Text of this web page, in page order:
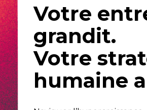
Votre
grandit.
Votre
humaine